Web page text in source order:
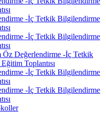
-İç Tetkik Bilgilendirme
-İç Tetkik Bilgilendirme
Öz Değerlendirme -İç Tetkik
Toplantısı
-İç Tetkik Bilgilendirme
-İç Tetkik Bilgilendirme